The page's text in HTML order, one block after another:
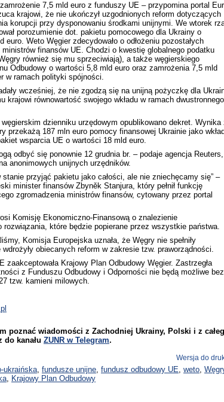
7,5 mld euro z funduszy UE – przypomina portal
krajowi, że nie ukończył uzgodnionych reform dotyczących
korupcji przy dysponowaniu środkami unijnymi. We wtorek
porozumienie dot. pakietu pomocowego dla Ukrainy o
euro. Weto Węgier zdecydowało o odłożeniu pozostałych
ministrów finansów UE. Chodzi o kwestię globalnego podatku
również się mu sprzeciwiają), a także węgierskiego
Odbudowy o wartości 5,8 mld euro oraz zamrożenia 7,5 mld
w ramach polityki spójności.
wcześniej, że nie zgodzą się na unijną pożyczkę dla
krajowi równowartość swojego wkładu w ramach dwustronnego
dzienniku urzędowym opublikowano dekret. Wynika
przekażą 187 mln euro pomocy finansowej Ukrainie jako
wsparcia UE o wartości 18 mld euro.
odbyć się ponownie 12 grudnia br. – podaje agencja Reuters,
anonimowych unijnych urzędników.
stanie przyjąć pakietu jako całości, ale nie zniechęcamy się” –
minister finansów Zbyněk Stanjura, który pełnił funkcję
zgromadzenia ministrów finansów, cytowany przez portal
Komisję Ekonomiczno-Finansową o znalezienie
rozwiązania, które będzie popierane przez wszystkie państwa.
Komisja Europejska uznała, że Węgry nie spełniły
wdrożyły obiecanych reform w zakresie tzw. praworządności.
zaakceptowała Krajowy Plan Odbudowy Węgier. Zastrzegła
z Funduszu Odbudowy i Odporności nie będą możliwe bez
tzw. kamieni milowych.
poznać wiadomości z Zachodniej Ukrainy, Polski i z
do kanału ZUNR w Telegram.
Wersja do
ukraińska, fundusze unijne, fundusz odbudowy UE, weto,
, Krajowy Plan Odbudowy
Dyskusja "Wspólna przestrzeń
informacyjna Zachodniej Ukrainy"